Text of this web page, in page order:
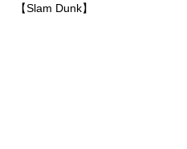
【Slam Dunk】